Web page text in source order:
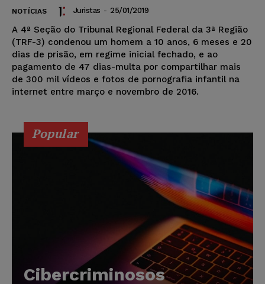
NOTÍCIAS Juristas - 25/01/2019
A 4ª Seção do Tribunal Regional Federal da 3ª Região
(TRF-3) condenou um homem a 10 anos, 6 meses e 20
dias de prisão, em regime inicial fechado, e ao
pagamento de 47 dias-multa por compartilhar mais
de 300 mil vídeos e fotos de pornografia infantil na
internet entre março e novembro de 2016.
Popular
Cibercriminosos